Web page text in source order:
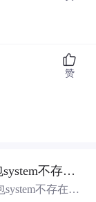
赞
不存在 “的解决方法
不存在”